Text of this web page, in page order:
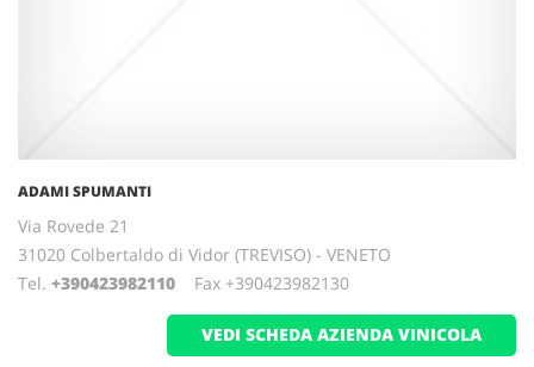
ADAMI SPUMANTI
Via Rovede 21
31020 Colbertaldo di Vidor (TREVISO) - VENETO
Tel. +390423982110 Fax +390423982130
VEDI SCHEDA AZIENDA VINICOLA